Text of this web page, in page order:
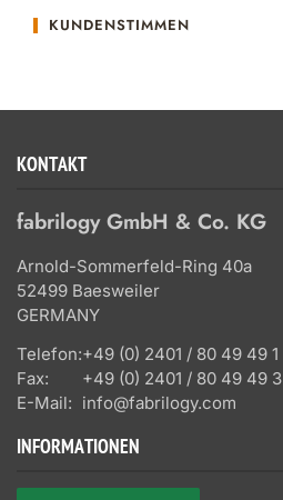
KUNDENSTIMMEN
KONTAKT
fabrilogy GmbH & Co. KG
Arnold-Sommerfeld-Ring 40a
52499 Baesweiler
GERMANY
Telefon:+49 (0) 2401 / 80 49 49 1
Fax:
+49 (0) 2401 / 80 49 49 3
E-Mail: info@fabrilogy.com
INFORMATIONEN